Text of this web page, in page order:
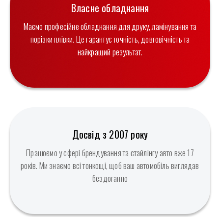
Власне обладнання
Маємо професійне обладнання для друку, ламінування та
порізки плівки. Це гарантує точність, довговічність та
найкращий результат.
Досвід з 2007 року
Працюємо у сфері брендування та стайлінгу авто вже 17
років. Ми знаємо всі тонкощі, щоб ваш автомобіль виглядав
бездоганно